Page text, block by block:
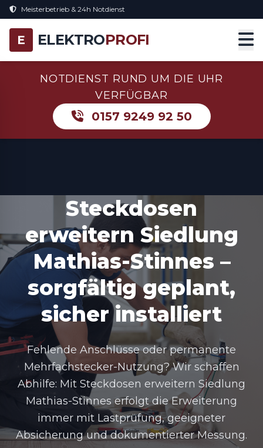
Meisterbetrieb & 24h Notdienst
E ELEKTROPROFI
NOTDIENST RUND UM DIE UHR
VERFÜGBAR
0157 9249 92 50
Steckdosen
erweitern Siedlung
Mathias-Stinnes –
sorgfältig geplant,
sicher installiert
Fehlende Anschlüsse oder permanente
Mehrfachstecker-Nutzung? Wir schaffen
Abhilfe: Mit Steckdosen erweitern Siedlung
Mathias-Stinnes erfolgt die Erweiterung
immer mit Lastprüfung, geeigneter
Absicherung und dokumentierter Messung.